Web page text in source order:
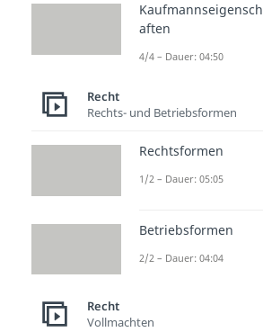
Kaufmannseigensch
aften
4/4 – Dauer: 04:50
Recht
Rechts- und Betriebsformen
Rechtsformen
1/2 – Dauer: 05:05
Betriebsformen
2/2 – Dauer: 04:04
Recht
Vollmachten